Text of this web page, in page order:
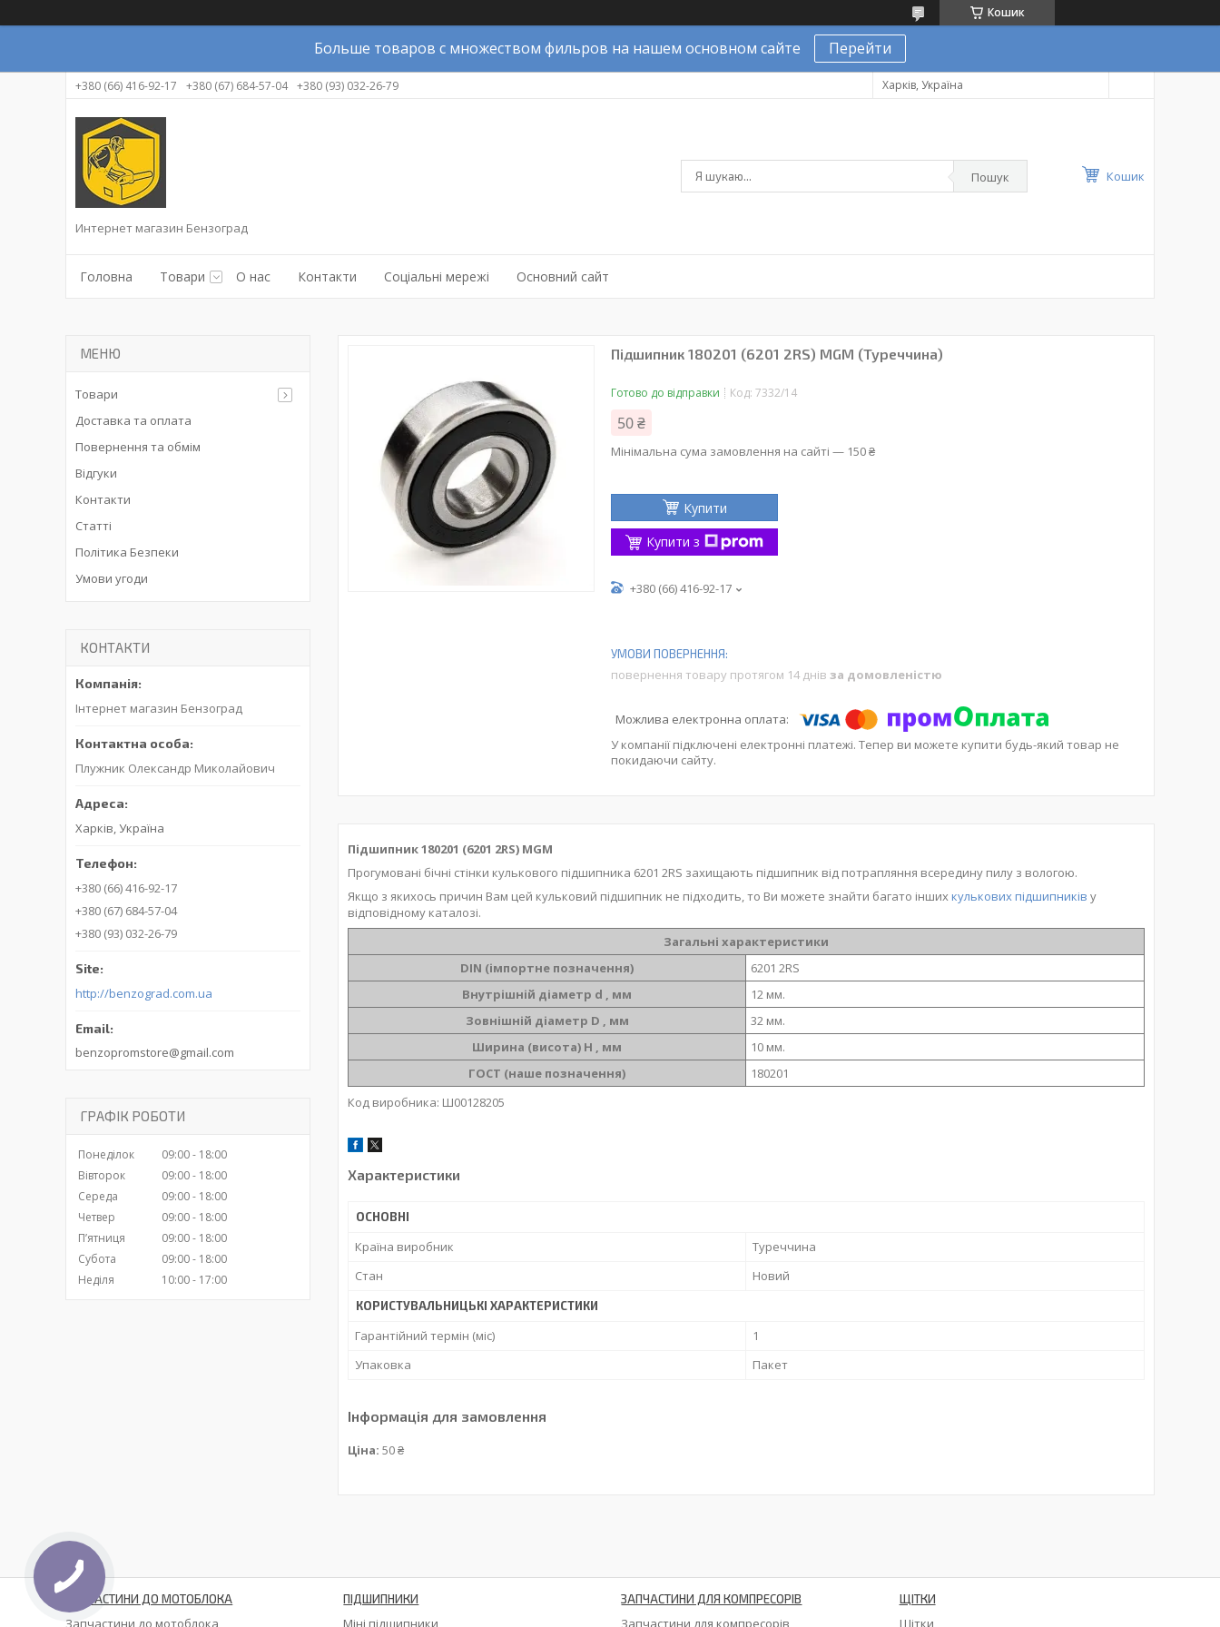
Кошик
Больше товаров с множеством фильров на нашем основном сайте Перейти
+380 (66) 416-92-17 +380 (67) 684-57-04 +380 (93) 032-26-79 Харків, Україна
Интернет магазин Бензоград
Пошук Кошик
Головна Товари О нас Контакти Соціальні мережі Основний сайт
Підшипник 180201 (6201 2RS) MGM (Туреччина)
Готово до відправки Код: 7332/14
50 ₴
Мінімальна сума замовлення на сайті — 150 ₴
Купити
Купити з
+380 (66) 416-92-17
повернення товару протягом 14 днів за домовленістю
У компанії підключені електронні платежі. Тепер ви можете купити будь-який товар не
покидаючи сайту.
Підшипник 180201 (6201 2RS) MGM
Прогумовані бічні стінки кулькового підшипника 6201 2RS захищають підшипник від потрапляння всередину пилу з вологою.
Якщо з якихось причин Вам цей кульковий підшипник не підходить, то Ви можете знайти багато іншихкулькових підшипників у
відповідному каталозі.
Загальні характеристики
DIN (імпортне позначення)
6201 2RS
Внутрішній діаметр d , мм
12 мм.
Зовнішній діаметр D , мм
32 мм.
Ширина (висота) H , мм
10 мм.
ГОСТ (наше позначення)
180201
Код виробника: Ш00128205
Характеристики
ОСНОВНІ
Країна виробник
Туреччина
Стан
Новий
КОРИСТУВАЛЬНИЦЬКІ ХАРАКТЕРИСТИКИ
Гарантійний термін (міс)
1
Упаковка
Пакет
Інформація для замовлення
Ціна: 50 ₴
Товари
Доставка та оплата
Повернення та обмім
Відгуки
Контакти
Статті
Політика Безпеки
Умови угоди
КОНТАКТИ
Інтернет магазин Бензоград
Плужник Олександр Миколайович
Харків, Україна
+380 (66) 416-92-17
+380 (67) 684-57-04
+380 (93) 032-26-79
http://benzograd.com.ua
benzopromstore@gmail.com
ГРАФІК РОБОТИ
Понеділок 09:00
18:00
Вівторок
09:00
18:00
Середа
09:00
18:00
Четвер
09:00
18:00
Пʼятниця
09:00
18:00
Субота
09:00
18:00
Неділя
10:00 17:00
ЗАПЧАСТИНИ ДО МОТОБЛОКА
Запчастини до мотоблока
ПІДШИПНИКИ
Міні підшипники
ЗАПЧАСТИНИ ДЛЯ КОМПРЕСОРІВ
Запчастини для компресорів
ЩІТКИ
Щітки